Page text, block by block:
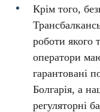
Крім того,
роботи якого
оператори
гарантовані
Болгарія, а
регуляторні